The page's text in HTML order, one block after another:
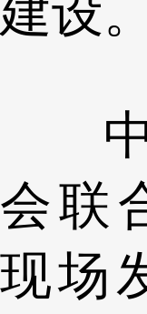
建设。
会联
现场